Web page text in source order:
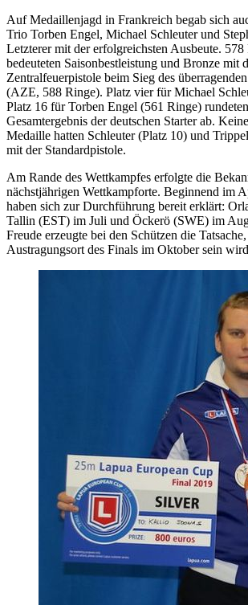
Auf Medaillenjagd in Frankreich begab sich
Trio Torben Engel, Michael Schleuter und
Letzterer mit der erfolgreichsten Ausbeute.
bedeuteten Saisonbestleistung und Bronze mit
Zentralfeuerpistole beim Sieg des
(AZE, 588 Ringe). Platz vier für Michael
Platz 16 für Torben Engel (561 Ringe)
Gesamtergebnis der deutschen Starter ab.
Medaille hatten Schleuter (Platz 10) und
mit der Standardpistole.
Am Rande des Wettkampfes erfolgte die
nächstjährigen Wettkampforte. Beginnend im
haben sich zur Durchführung bereit erklärt:
Tallin (EST) im Juli und Öckerö (SWE) im
Freude erzeugte bei den Schützen die
Austragungsort des Finals im Oktober sein